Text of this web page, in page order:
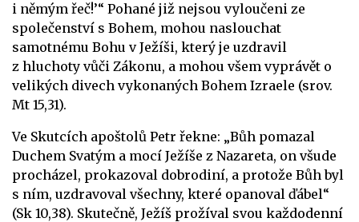
i němým řeč!’“ Pohané již nejsou vyloučeni ze
společenství s Bohem, mohou naslouchat
samotnému Bohu v Ježíši, který je uzdravil
z hluchoty vůči Zákonu, a mohou všem vyprávět o
velikých divech vykonaných Bohem Izraele (srov.
Mt 15,31).
Ve Skutcích apoštolů Petr řekne: „Bůh pomazal
Duchem Svatým a mocí Ježíše z Nazareta, on všude
procházel, prokazoval dobrodiní, a protože Bůh byl
s ním, uzdravoval všechny, které opanoval ďábel“
(Sk 10,38). Skutečně, Ježíš prožíval svou každodenní